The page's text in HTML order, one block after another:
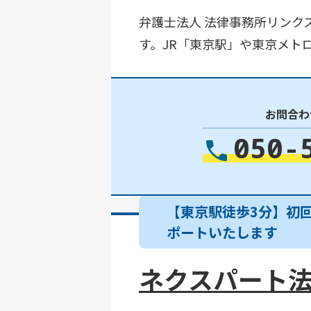
弁護士法人 法律事務所リン
す。JR「東京駅」や東京メ
お問合
050-
【東京駅徒歩3分】
ポートいたします
ネクスパート